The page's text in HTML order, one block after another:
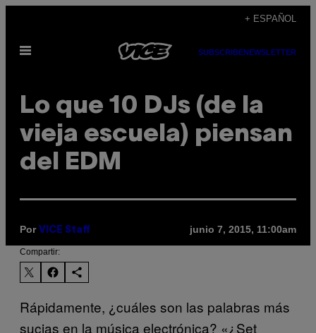
contenido
+ ESPAÑOL
Abrir
SUBSCRIBENEWSLETTER
Lo que 10 DJs (de la
vieja escuela) piensan
del EDM
Por VICE Staff junio 7, 2015, 11:00am
Compartir:
Rápidamente, ¿cuáles son las palabras más
sucias en la música electrónica? «¿Set